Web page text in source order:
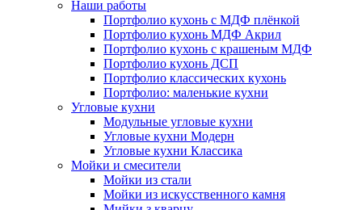
Наши работы
Портфолио кухонь с МДФ плёнкой
Портфолио кухонь МДФ Акрил
Портфолио кухонь с крашеным МДФ
Портфолио кухонь ДСП
Портфолио классических кухонь
Портфолио: маленькие кухни
Угловые кухни
Модульные угловые кухни
Угловые кухни Модерн
Угловые кухни Классика
Мойки и смесители
Мойки из стали
Мойки из искусственного камня